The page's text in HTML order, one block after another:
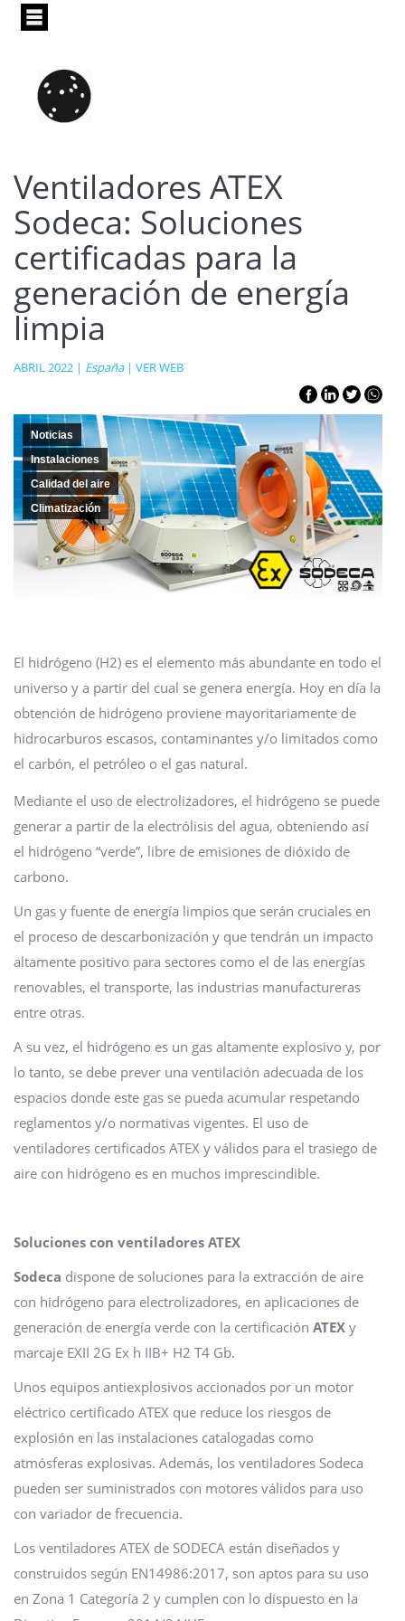
Pasar
principal
Ventiladores ATEX
Sodeca: Soluciones
certificadas para la
generación de energía
limpia
ABRIL 2022 | España| VER WEB
Noticias
Instalaciones
Calidad del aire
Climatización
El hidrógeno (H2) es el elemento más abundante en todo el
universo y a partir del cual se genera energía. Hoy en día la
obtención de hidrógeno proviene mayoritariamente de
hidrocarburos escasos, contaminantes y/o limitados como
el carbón, el petróleo o el gas natural.
Mediante el uso de electrolizadores, el hidrógeno se puede
generar a partir de la electrólisis del agua, obteniendo así
el hidrógeno “verde”, libre de emisiones de dióxido de
carbono.
Un gas y fuente de energía limpios que serán cruciales en
el proceso de descarbonización y que tendrán un impacto
altamente positivo para sectores como el de las energías
renovables, el transporte, las industrias manufactureras
entre otras.
A su vez, el hidrógeno es un gas altamente explosivo y, por
lo tanto, se debe prever una ventilación adecuada de los
espacios donde este gas se pueda acumular respetando
reglamentos y/o normativas vigentes. El uso de
ventiladores certificados ATEX y válidos para el trasiego de
aire con hidrógeno es en muchos imprescindible.
Soluciones con ventiladores ATEX
Sodeca dispone de soluciones para la extracción de aire
con hidrógeno para electrolizadores, en aplicaciones de
generación de energía verde con la certificación ATEX y
marcaje EXII 2G Ex h IIB+ H2 T4 Gb.
Unos equipos antiexplosivos accionados por un motor
eléctrico certificado ATEX que reduce los riesgos de
explosión en las instalaciones catalogadas como
atmósferas explosivas. Además, los ventiladores Sodeca
pueden ser suministrados con motores válidos para uso
con variador de frecuencia.
Los ventiladores ATEX de SODECA están diseñados y
construidos según EN14986:2017, son aptos para su uso
en Zona 1 Categoría 2 y cumplen con lo dispuesto en la